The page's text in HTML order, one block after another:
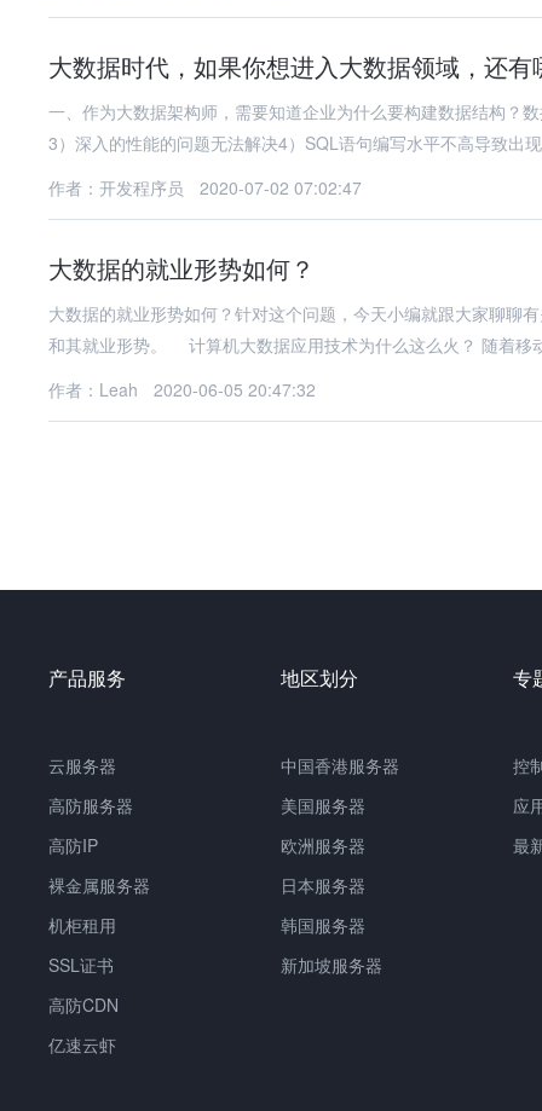
大数据时代，如果你想进入大数据领域，还
一、作为大数据架构师，需要知道企业为什么要构建数据结构？
3）深入的性能的问题无法解决4）SQL语句编写水平不高导致出
作者：开发程序员
2020-07-02 07:02:47
大数据的就业形势如何？
大数据的就业形势如何？针对这个问题，今天小编就跟大家聊聊
和其就业形势。 计算机大数据应用技术为什么这么火？ 随着移
作者：Leah
2020-06-05 20:47:32
产品服务
云服务器
高防服务器
高防IP
裸金属服务器
机柜租用
SSL证书
高防CDN
亿速云虾
地区划分
中国香港服务器
美国服务器
欧洲服务器
日本服务器
韩国服务器
新加坡服务器
专
控
应
最